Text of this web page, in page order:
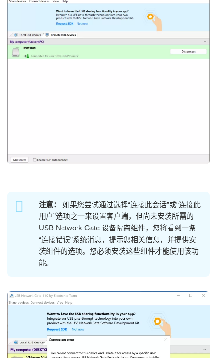
注意：
如果您尝试通过选择“连接此会话”或“连接此
用户”选项之一来设置客户端，但尚未安装所需的
USB Network Gate 设备隔离组件，您将看到一条
“连接错误”系统消息，提示您相关信息，并提供安
装组件的选项。您必须安装这些组件才能使用该功
能。